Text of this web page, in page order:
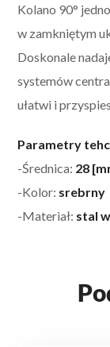
Kolano 90°
w zamkniętym
Doskonale
systemów
ułatwi i
Parametry
-Średnica: 28
-Kolor: srebrny
-Materiał: stal